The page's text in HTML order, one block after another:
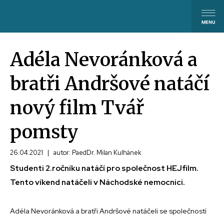
Adéla Nevoránková a
bratři Andršové natáčí
nový film Tvář
pomsty
26.04.2021 | autor: PaedDr. Milan Kulhánek
Studenti 2.ročníku natáčí pro společnost HEJfilm.
Tento víkend natáčeli v Náchodské nemocnici.
Adéla Nevoránková a bratři Andršové natáčeli se společností